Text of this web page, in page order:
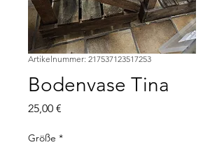
Artikelnummer: 217537123517253
Bodenvase Tina
25,00 €
Größe *